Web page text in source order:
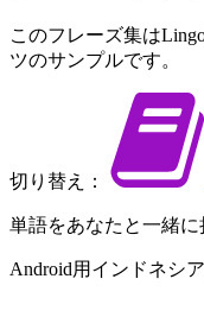
この​フレーズ集は​
ツの​サンプルです。
切り替え：
単語を​あなたと​一緒に​
Android用​インドネシ